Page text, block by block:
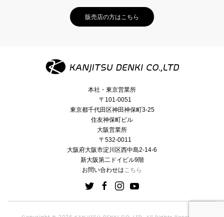
販売店の方はこちら
本社・東京営業所
〒101-0051
東京都千代田区神田神保町3-25
住友神保町ビル
大阪営業所
〒532-0011
大阪府大阪市淀川区西中島2-14-6
新大阪第二ドイビル9階
お問い合わせはこちら